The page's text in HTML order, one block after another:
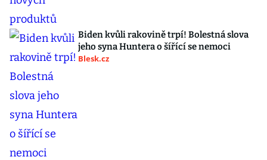
Biden kvůli rakovině trpí! Bolestná slova
jeho syna Huntera o šířící se nemoci
Blesk.cz